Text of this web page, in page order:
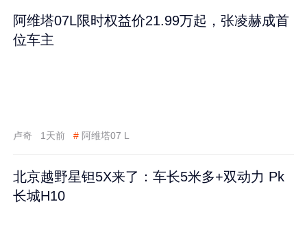
阿维塔07L限时权益价21.99万起，张凌赫成首
位车主
卢奇 1天前 # 阿维塔07 L
北京越野星钽5X来了：车长5米多+双动力 Pk
长城H10